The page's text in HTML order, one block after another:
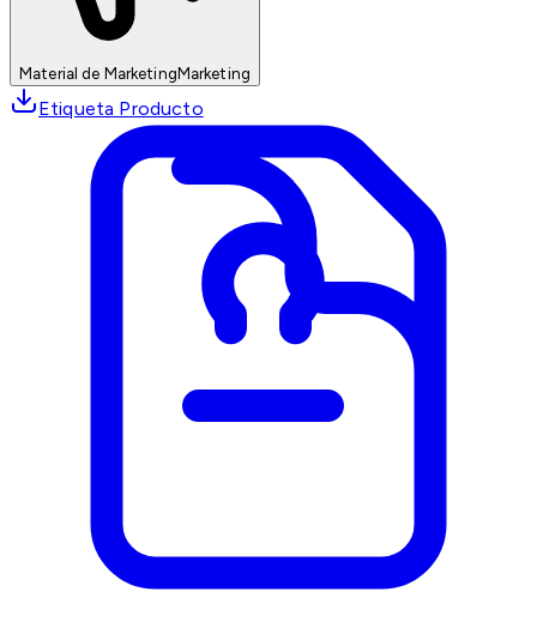
Material de MarketingMarketing
Etiqueta Producto